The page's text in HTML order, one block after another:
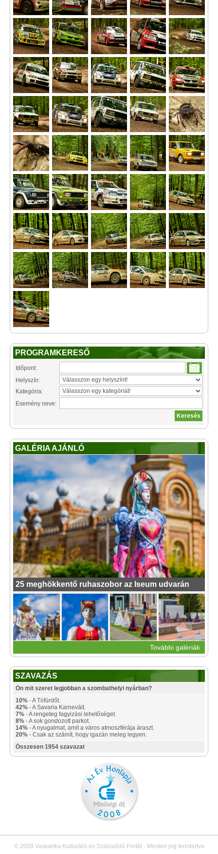
PROGRAMKERESŐ
Időpont:
Helyszín:
Kategória:
Esemény neve:
GALÉRIA AJÁNLÓ
25 meghökkentő ruhaszobor az Iseum udvarán
További galériák
SZAVAZÁS
Ön mit szeret legjobban a szombathelyi nyárban?
10% - A Tófürdőt.
42% - A Savaria Karnevált.
7% - A rengeteg fagyizási lehetőséget.
8% - A sok gondozott parkot.
14% - A nyugalmat, amit a város atmoszférája áraszt.
20% - Csak az számít, hogy igazán meleg legyen.
Összesen 1954 szavazat
© 2008 Vaskarika Kulturális és Szabadidő Portál - Minden jog fenntartva